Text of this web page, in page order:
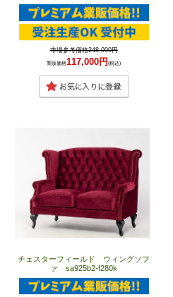
市場参考価格248,000円
業販価格117,000円(税込)
チェスターフィールド ウィングソフ
ァ sa925b2-f280k